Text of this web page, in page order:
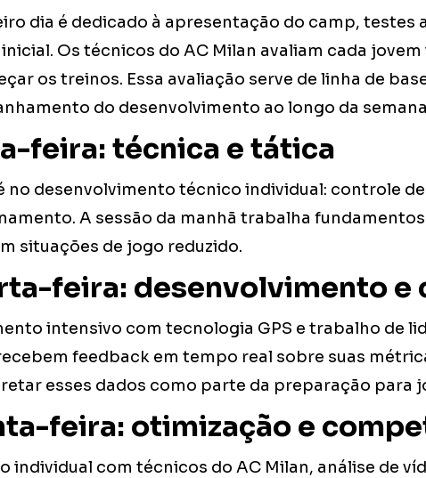
dia é dedicado à apresentação do camp, testes
Os técnicos do AC Milan avaliam cada
os treinos. Essa avaliação serve de linha de
do desenvolvimento ao longo da
feira: técnica e tática
no desenvolvimento técnico individual: controle
A sessão da manhã trabalha fundamentos
situações de jogo reduzido.
feira: desenvolvimento e
intensivo com tecnologia GPS e trabalho de
feedback em tempo real sobre suas
esses dados como parte da preparação para
feira: otimização e
individual com técnicos do AC Milan, análise de